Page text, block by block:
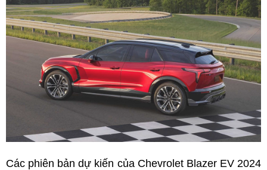
Các phiên bản dự kiến của Chevrolet Blazer EV 2024